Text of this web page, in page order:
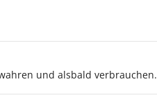
und alsbald verbrauchen.